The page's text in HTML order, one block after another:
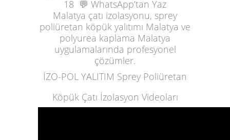
18 💬 WhatsApp’tan Yaz
Malatya çatı izolasyonu, sprey
poliüretan köpük yalıtımı Malatya ve
polyurea kaplama Malatya
uygulamalarında profesyonel
çözümler.
İZO-POL YALITIM Sprey Poliüretan
Köpük Çatı İzolasyon Videoları